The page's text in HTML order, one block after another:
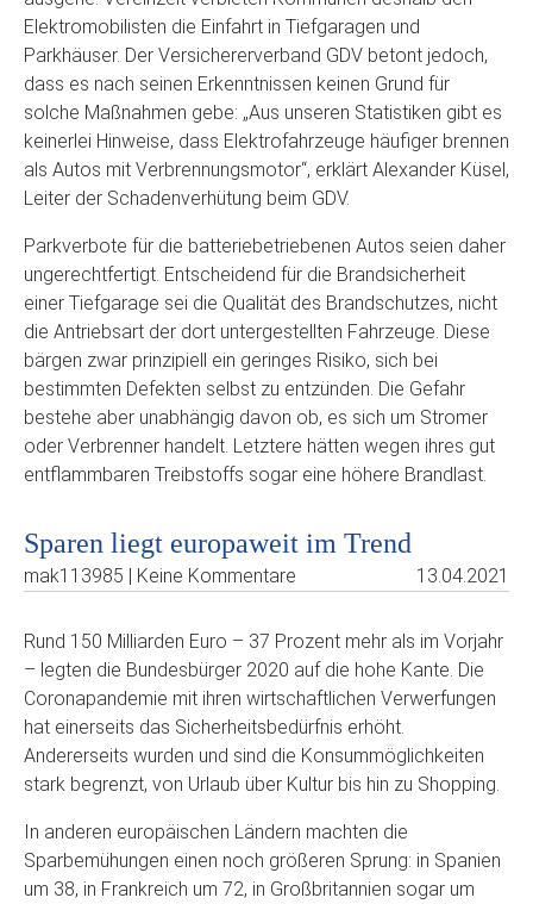
Elektromobilisten die Einfahrt in Tiefgaragen und
Parkhäuser. Der Versichererverband GDV betont jedoch,
dass es nach seinen Erkenntnissen keinen Grund für
solche Maßnahmen gebe: „Aus unseren Statistiken gibt es
keinerlei Hinweise, dass Elektrofahrzeuge häufiger brennen
als Autos mit Verbrennungsmotor“, erklärt Alexander Küsel,
Leiter der Schadenverhütung beim GDV.
Parkverbote für die batteriebetriebenen Autos seien daher
ungerechtfertigt. Entscheidend für die Brandsicherheit
einer Tiefgarage sei die Qualität des Brandschutzes, nicht
die Antriebsart der dort untergestellten Fahrzeuge. Diese
bärgen zwar prinzipiell ein geringes Risiko, sich bei
bestimmten Defekten selbst zu entzünden. Die Gefahr
bestehe aber unabhängig davon ob, es sich um Stromer
oder Verbrenner handelt. Letztere hätten wegen ihres gut
entflammbaren Treibstoffs sogar eine höhere Brandlast.
Sparen liegt europaweit im Trend
mak113985 | Keine Kommentare 13.04.2021
Rund 150 Milliarden Euro – 37 Prozent mehr als im Vorjahr
– legten die Bundesbürger 2020 auf die hohe Kante. Die
Coronapandemie mit ihren wirtschaftlichen Verwerfungen
hat einerseits das Sicherheitsbedürfnis erhöht.
Andererseits wurden und sind die Konsummöglichkeiten
stark begrenzt, von Urlaub über Kultur bis hin zu Shopping.
In anderen europäischen Ländern machten die
Sparbemühungen einen noch größeren Sprung: in Spanien
um 38, in Frankreich um 72, in Großbritannien sogar um